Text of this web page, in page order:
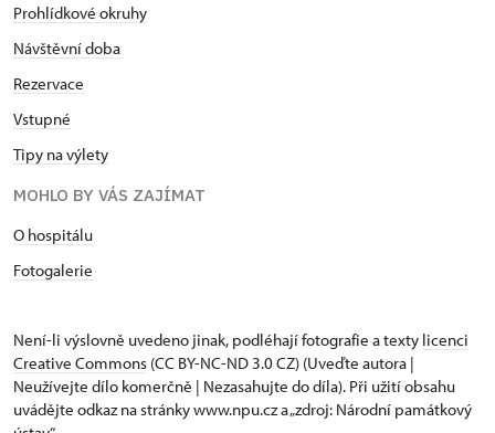
Prohlídkové okruhy
Návštěvní doba
Rezervace
Vstupné
Tipy na výlety
MOHLO BY VÁS ZAJÍMAT
O hospitálu
Fotogalerie
Není-li výslovně uvedeno jinak, podléhají fotografie a texty licenci
Creative Commons (CC BY-NC-ND 3.0 CZ) (Uveďte autora |
Neužívejte dílo komerčně | Nezasahujte do díla). Při užití obsahu
uvádějte odkaz na stránky www.npu.cz a „zdroj: Národní památkový